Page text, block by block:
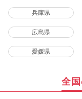
兵庫県
広島県
愛媛県
全